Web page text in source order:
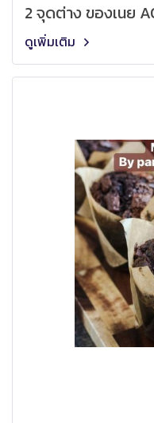
2 จุดต่าง ของเนย
ดูเพิ่มเติม